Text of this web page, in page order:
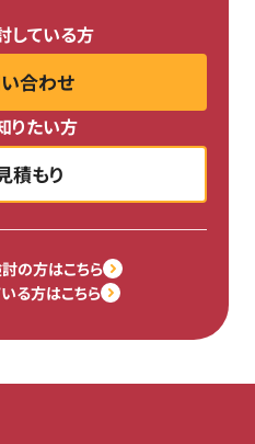
りたい方
積もり
している方
合わせ
の方はこちら
る方はこちら